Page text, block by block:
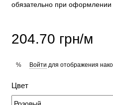
обязательно при
204.70 грн/м
% Войти для отображения
Цвет